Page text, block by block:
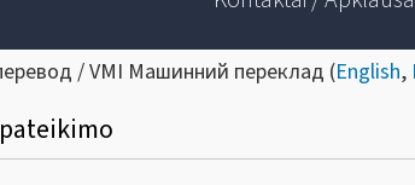
/ VMI Машинний переклад (English,